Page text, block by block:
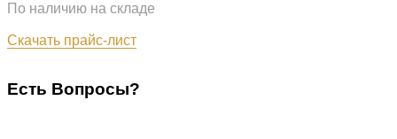
По наличию на складе
Скачать прайс-лист
Есть Вопросы?